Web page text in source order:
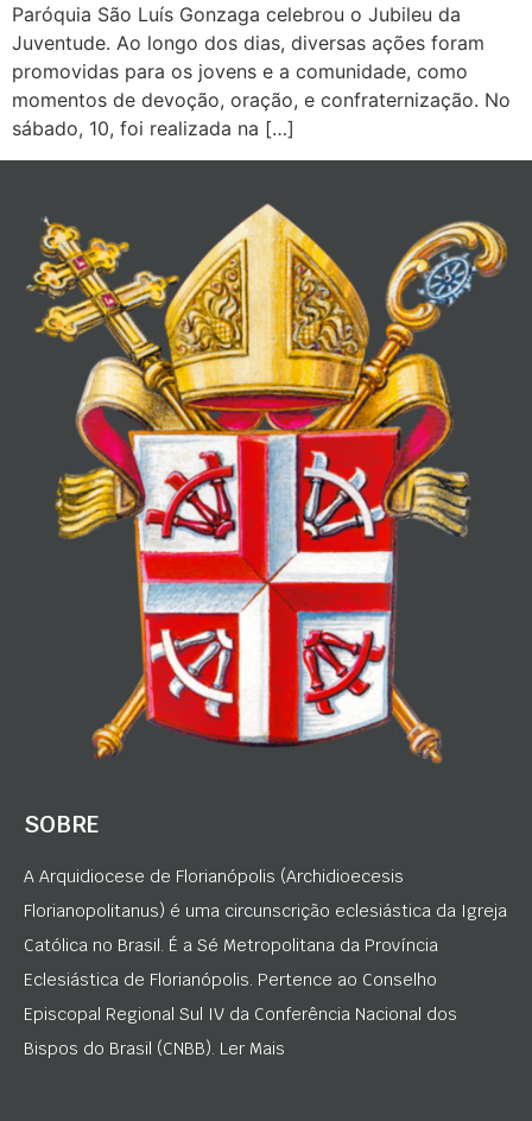
Paróquia São Luís Gonzaga celebrou o Jubileu da
Juventude. Ao longo dos dias, diversas ações foram
promovidas para os jovens e a comunidade, como
momentos de devoção, oração, e confraternização. No
sábado, 10, foi realizada na […]
SOBRE
A Arquidiocese de Florianópolis (Archidioecesis
Florianopolitanus) é uma circunscrição eclesiástica da Igreja
Católica no Brasil. É a Sé Metropolitana da Província
Eclesiástica de Florianópolis. Pertence ao Conselho
Episcopal Regional Sul IV da Conferência Nacional dos
Bispos do Brasil (CNBB). Ler Mais